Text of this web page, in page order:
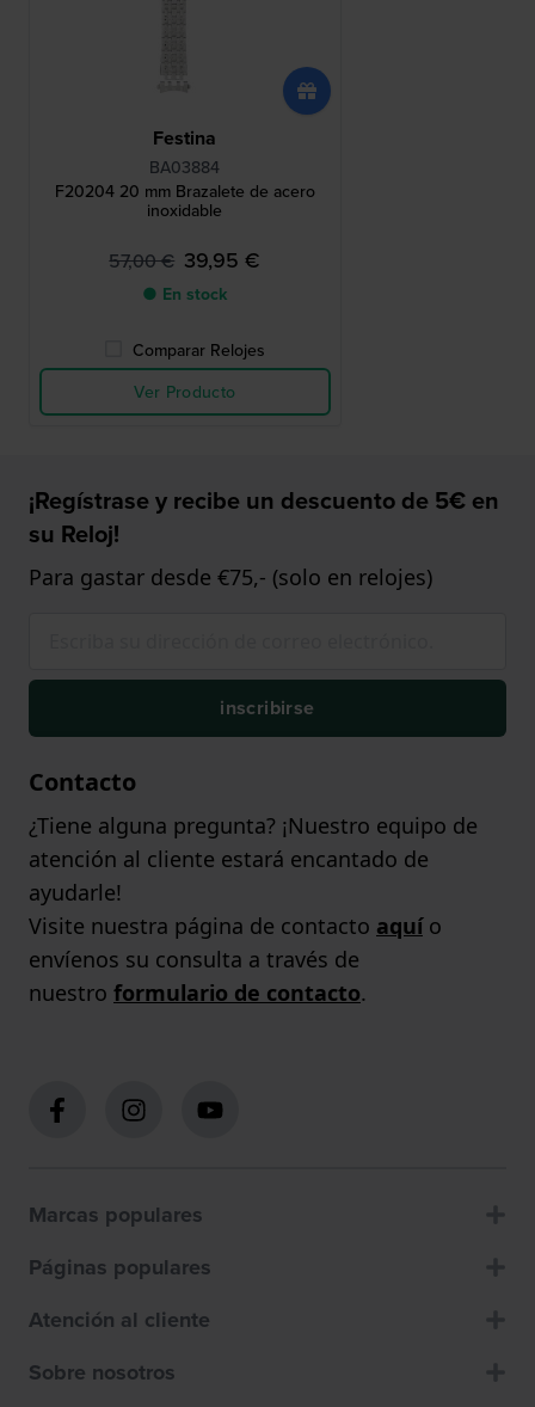
Festina
BA03884
F20204 20 mm Brazalete de acero
inoxidable
57,00 € 39,95 €
● En stock
Comparar Relojes
Ver Producto
¡Regístrase y recibe un descuento de 5€ en
su Reloj!
Para gastar desde €75,- (solo en relojes)
inscribirse
Contacto
¿Tiene alguna pregunta? ¡Nuestro equipo de
atención al cliente estará encantado de
ayudarle!
Visite nuestra página de contacto aquío
envíenos su consulta a través de
nuestro formulario de contacto.
Marcas populares
Páginas populares
Atención al cliente
Sobre nosotros